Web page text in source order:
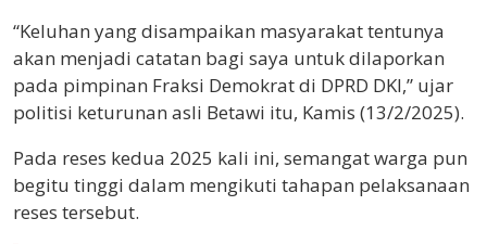
“Keluhan yang disampaikan masyarakat tentunya
akan menjadi catatan bagi saya untuk dilaporkan
pada pimpinan Fraksi Demokrat di DPRD DKI,” ujar
politisi keturunan asli Betawi itu, Kamis (13/2/2025).
Pada reses kedua 2025 kali ini, semangat warga pun
begitu tinggi dalam mengikuti tahapan pelaksanaan
reses tersebut.